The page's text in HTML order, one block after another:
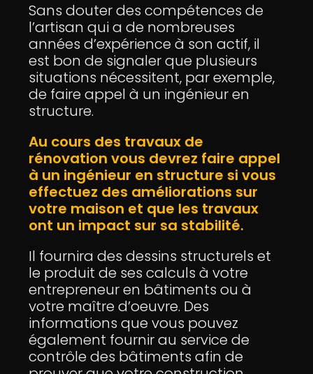
Sans douter des compétences de
l’artisan qui a de nombreuses
années d’expérience à son actif, il
est bon de signaler que plusieurs
situations nécessitent, par exemple,
de faire appel à un ingénieur en
structure.
Au cours des travaux de
rénovation vous devrez faire appel
à un ingénieur en structure si vous
effectuez des améliorations sur
votre maison et que les travaux
ont un impact sur sa stabilité.
Il fournira des dessins structurels et
le produit de ses calculs à votre
entrepreneur en bâtiments ou à
votre maître d’oeuvre. Des
informations que vous pouvez
également fournir au service de
contrôle des bâtiments afin de